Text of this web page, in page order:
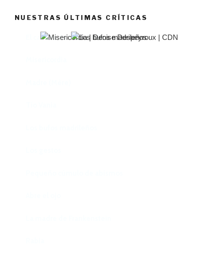
NUESTRAS ÚLTIMAS CRÍTICAS
El castillo de Lindabridis